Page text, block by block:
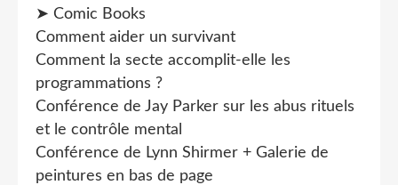
➤ Comic Books
Comment aider un survivant
Comment la secte accomplit-elle les
programmations ?
Conférence de Jay Parker sur les abus rituels
et le contrôle mental
Conférence de Lynn Shirmer + Galerie de
peintures en bas de page